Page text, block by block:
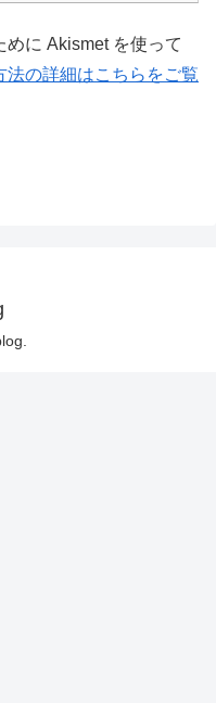
に Akismet を使って
法の詳細はこちらをご覧